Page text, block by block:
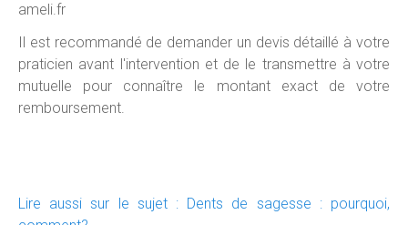
ameli.fr
Il est recommandé de demander un devis détaillé à votre
praticien avant l'intervention et de le transmettre à votre
mutuelle pour connaître le montant exact de votre
remboursement.
Lire aussi sur le sujet : Dents de sagesse : pourquoi,